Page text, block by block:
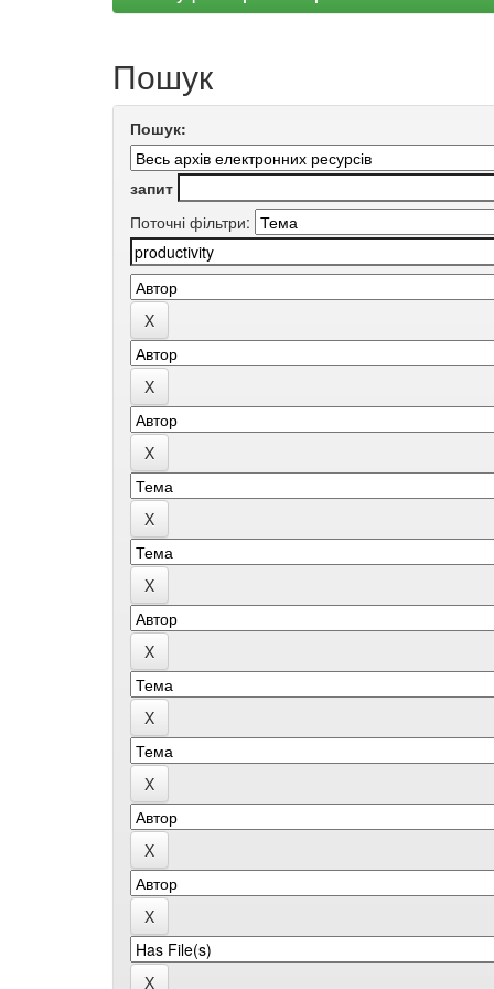
Пошук
Пошук:
запит
Поточні фільтри: